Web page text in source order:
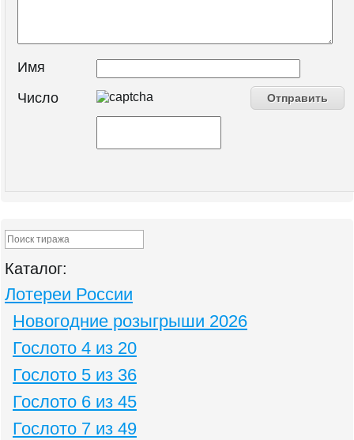
Имя
Число
Каталог:
Лотереи России
Новогодние розыгрыши 2026
Гослото 4 из 20
Гослото 5 из 36
Гослото 6 из 45
Гослото 7 из 49